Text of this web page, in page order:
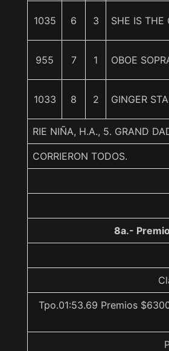
1035 6 3 SHE IS THE
955 7 1 OBOE
1033 8 2 GINGER
RIE NIÑA, H.A., 5. GRAND
CORRIERON TODOS.
8a.-
Tpo.01:53.69 Premios